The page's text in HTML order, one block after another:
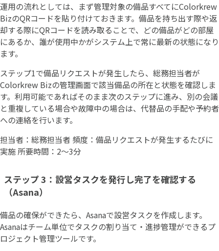
運用の流れとしては、まず管理対象の備品すべてにColorkrew
BizのQRコードを貼り付けておきます。備品を持ち出す際や返
却する際にQRコードを読み取ることで、どの備品がどの部屋
にあるか、誰が使用中かがシステム上で常に最新の状態になり
ます。
ステップ1で備品リクエストが発生したら、総務担当者が
Colorkrew Bizの管理画面で該当備品の所在と状態を確認しま
す。利用可能であればそのまま次のステップに進み、別の会議
と重複している場合や故障中の場合は、代替品の手配や予約者
への連絡を行います。
担当者：総務担当者 頻度：備品リクエストが発生するたびに
実施 所要時間：2〜3分
ステップ 3：設営タスクを発行し完了を確認する
（Asana）
備品の確保ができたら、Asanaで設営タスクを作成します。
Asanaはチーム単位でタスクの割り当て・進捗管理ができるプ
ロジェクト管理ツールです。